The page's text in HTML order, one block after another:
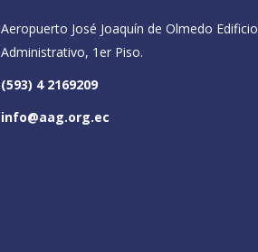
Aeropuerto José Joaquín de Olmedo Edificio
Administrativo, 1er Piso.
(593) 4 2169209
info@aag.org.ec